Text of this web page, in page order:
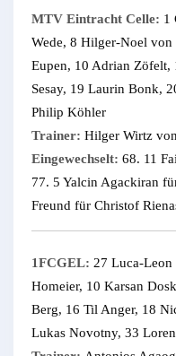
MTV Eintracht Celle: 1
Wede, 8 Hilger-Noel
Eupen, 10 Adrian Zöfelt,
Sesay, 19 Laurin Bonk,
Philip Köhler
Trainer: Hilger Wirtz
Eingewechselt: 68. 11
77. 5 Yalcin Agackiran
Freund für Christof
1FCGEL: 27 Luca-
Homeier, 10 Karsan
Berg, 16 Til Anger, 18
Lukas Novotny, 33